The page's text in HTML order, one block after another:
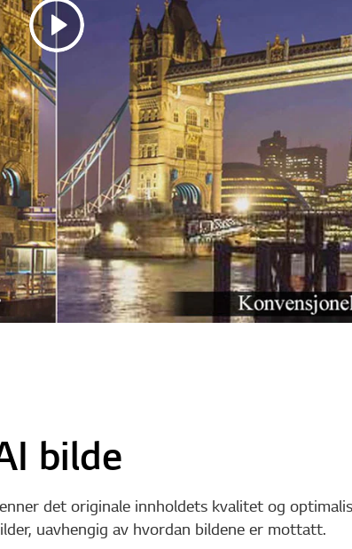
bilde
det originale innholdets kvalitet og
uavhengig av hvordan bildene er mottatt.